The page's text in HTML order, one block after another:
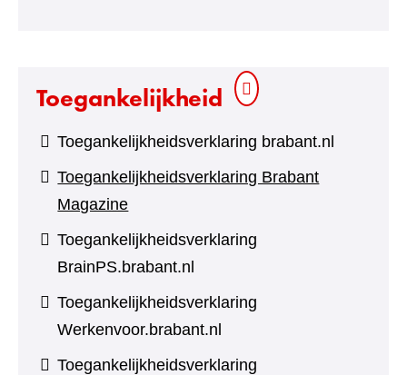
Toegankelijkheid
Toegankelijkheidsverklaring brabant.nl
Toegankelijkheidsverklaring Brabant
Magazine
Toegankelijkheidsverklaring
BrainPS.brabant.nl
Toegankelijkheidsverklaring
Werkenvoor.brabant.nl
Toegankelijkheidsverklaring